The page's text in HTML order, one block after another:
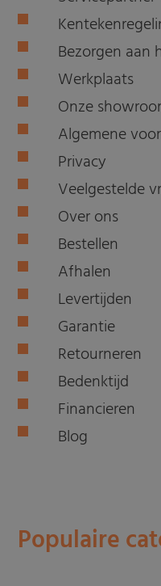
Bezorgen aan
Werkplaats
Onze
Algemene
Privacy
Veelgestelde
Over ons
Bestellen
Afhalen
Levertijden
Garantie
Retourneren
Bedenktijd
Financieren
Blog
Populaire